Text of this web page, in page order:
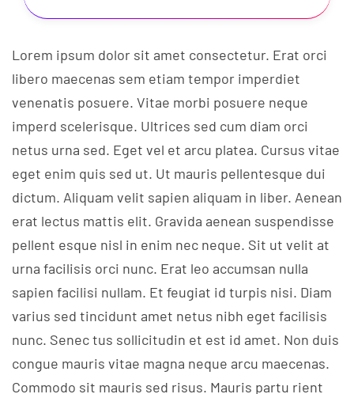
Lorem ipsum dolor sit amet consectetur. Erat orci
libero maecenas sem etiam tempor imperdiet
venenatis posuere. Vitae morbi posuere neque
imperd scelerisque. Ultrices sed cum diam orci
netus urna sed. Eget vel et arcu platea. Cursus vitae
eget enim quis sed ut. Ut mauris pellentesque dui
dictum. Aliquam velit sapien aliquam in liber. Aenean
erat lectus mattis elit. Gravida aenean suspendisse
pellent esque nisl in enim nec neque. Sit ut velit at
urna facilisis orci nunc. Erat leo accumsan nulla
sapien facilisi nullam. Et feugiat id turpis nisi. Diam
varius sed tincidunt amet netus nibh eget facilisis
nunc. Senec tus sollicitudin et est id amet. Non duis
congue mauris vitae magna neque arcu maecenas.
Commodo sit mauris sed risus. Mauris partu rient